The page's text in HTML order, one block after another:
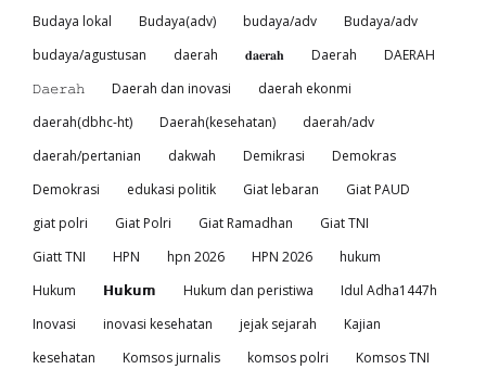
Budaya lokal
Budaya(adv) budaya/adv
Budaya/adv
budaya/agustusan
daerah 𝐝𝐚𝐞𝐫𝐚𝐡 Daerah
DAERAH
𝙳𝚊𝚎𝚛𝚊𝚑
Daerah dan inovasi
daerah ekonmi
daerah(dbhc-ht)
Daerah(kesehatan)
daerah/adv
daerah/pertanian
dakwah Demikrasi
Demokras
Demokrasi
edukasi politik Giat lebaran
Giat PAUD
giat polri
Giat Polri Giat Ramadhan
Giat TNI
Giatt TNI
HPN hpn 2026 HPN 2026
hukum
Hukum
𝗛𝘂𝗸𝘂𝗺 Hukum dan peristiwa
Idul Adha1447h
Inovasi
inovasi kesehatan jejak sejarah
Kajian
kesehatan
Komsos jurnalis komsos polri
Komsos TNI